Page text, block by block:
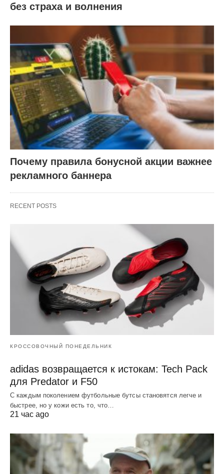
без страха и волнения
Почему правила бонусной акции важнее
рекламного баннера
RECENT POSTS
КРОССОВОЧНЫЙ ПОНЕДЕЛЬНИК
adidas возвращается к истокам: Tech Pack
для Predator и F50
С каждым поколением футбольные бутсы становятся легче и
быстрее, но у кожи есть то, что…
21 час ago